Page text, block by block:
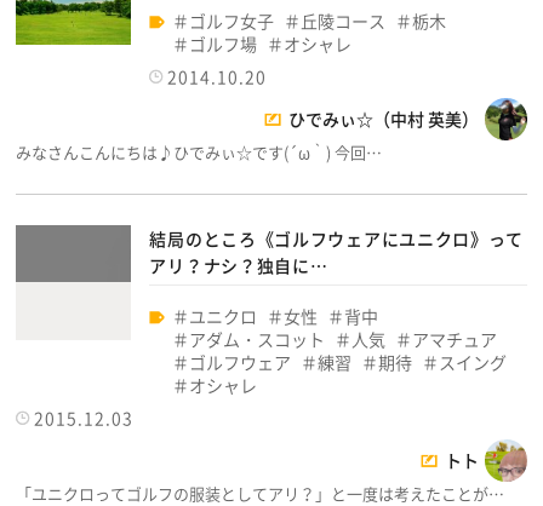
ゴルフ女子 丘陵コース
栃木
ゴルフ場
オシャレ
2014.10.20
ひでみぃ☆（中村 英美）
みなさんこんにちは♪ひでみぃ☆です(´ω｀) 今回…
結局のところ《ゴルフウェアにユニクロ》って
アリ？ナシ？独自に…
ユニクロ 女性
背中
アダム・スコット
人気
アマチュア
ゴルフウェア
練習 期待
スイング
オシャレ
2015.12.03
トト
「ユニクロってゴルフの服装としてアリ？」と一度は考えたことが…